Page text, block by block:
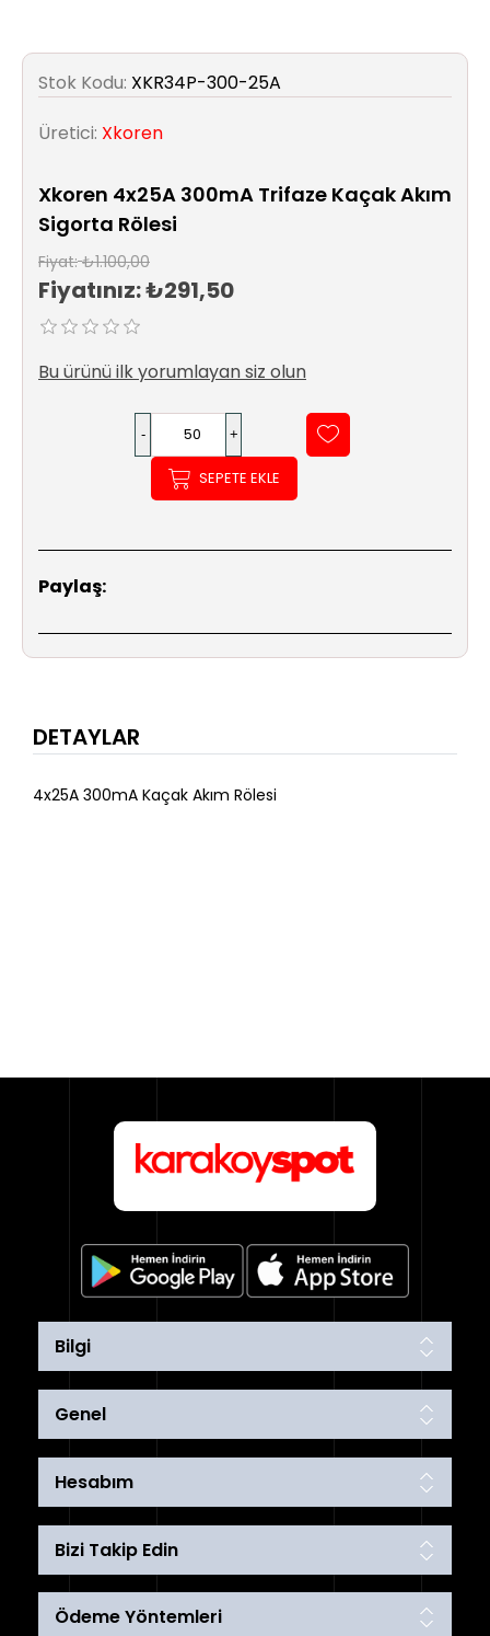
Elektrikli
Araç Şarj
Tesisat
Sistemleri
Ürün
Katalog/Liste
Fiyatları
Stok Kodu: XKR34P-300-25A
Üretici: Xkoren
Xkoren 4x25A 300mA Trifaze Kaçak Akım
Sigorta Rölesi
Fiyat: ₺1.100,00
Fiyatınız:₺291,50
Bu ürünü ilk yorumlayan siz olun
SEPETE EKLE
Paylaş:
DETAYLAR
4x25A 300mA Kaçak Akım Rölesi
Bilgi
Genel
Hesabım
Bizi Takip Edin
Ödeme Yöntemleri